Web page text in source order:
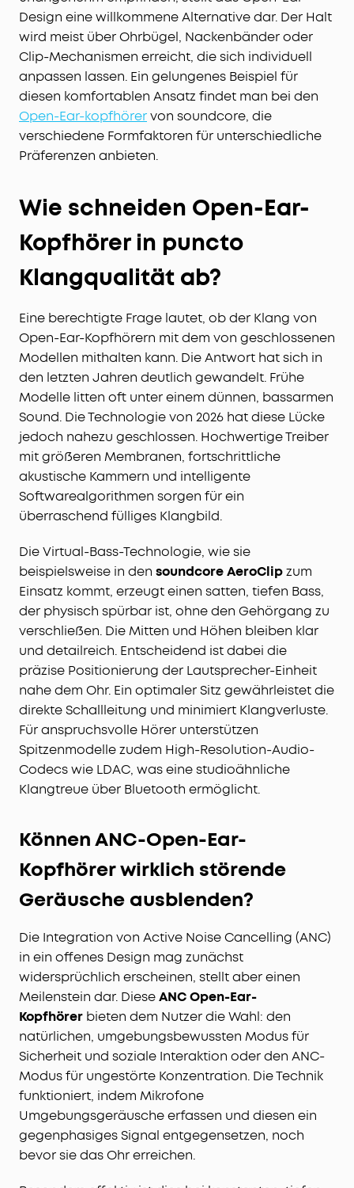
Design eine willkommene Alternative dar. Der Halt
wird meist über Ohrbügel, Nackenbänder oder
Clip-Mechanismen erreicht, die sich individuell
anpassen lassen. Ein gelungenes Beispiel für
diesen komfortablen Ansatz findet man bei den
Open-Ear-kopfhörervon soundcore, die
verschiedene Formfaktoren für unterschiedliche
Präferenzen anbieten.
Wie schneiden Open-Ear-
Kopfhörer in puncto
Klangqualität ab?
Eine berechtigte Frage lautet, ob der Klang von
Open-Ear-Kopfhörern mit dem von geschlossenen
Modellen mithalten kann. Die Antwort hat sich in
den letzten Jahren deutlich gewandelt. Frühe
Modelle litten oft unter einem dünnen, bassarmen
Sound. Die Technologie von 2026 hat diese Lücke
jedoch nahezu geschlossen. Hochwertige Treiber
mit größeren Membranen, fortschrittliche
akustische Kammern und intelligente
Softwarealgorithmen sorgen für ein
überraschend fülliges Klangbild.
Die Virtual-Bass-Technologie, wie sie
beispielsweise in den soundcore AeroClipzum
Einsatz kommt, erzeugt einen satten, tiefen Bass,
der physisch spürbar ist, ohne den Gehörgang zu
verschließen. Die Mitten und Höhen bleiben klar
und detailreich. Entscheidend ist dabei die
präzise Positionierung der Lautsprecher-Einheit
nahe dem Ohr. Ein optimaler Sitz gewährleistet die
direkte Schallleitung und minimiert Klangverluste.
Für anspruchsvolle Hörer unterstützen
Spitzenmodelle zudem High-Resolution-Audio-
Codecs wie LDAC, was eine studioähnliche
Klangtreue über Bluetooth ermöglicht.
Können ANC-Open-Ear-
Kopfhörer wirklich störende
Geräusche ausblenden?
Die Integration von Active Noise Cancelling (ANC)
in ein offenes Design mag zunächst
widersprüchlich erscheinen, stellt aber einen
Meilenstein dar. DieseANC Open-Ear-
Kopfhörer bieten dem Nutzer die Wahl: den
natürlichen, umgebungsbewussten Modus für
Sicherheit und soziale Interaktion oder den ANC-
Modus für ungestörte Konzentration. Die Technik
funktioniert, indem Mikrofone
Umgebungsgeräusche erfassen und diesen ein
gegenphasiges Signal entgegensetzen, noch
bevor sie das Ohr erreichen.